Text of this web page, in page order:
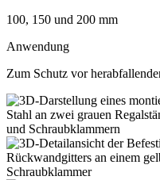
100, 150 und 200 mm
Anwendung
Zum Schutz vor